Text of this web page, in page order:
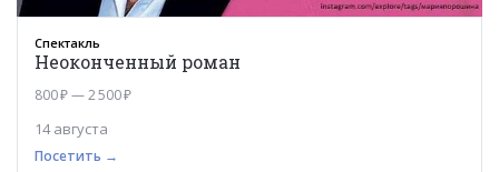
Спектакль
Неоконченный роман
800 ₽ — 2 500 ₽
14 августа
Посетить →